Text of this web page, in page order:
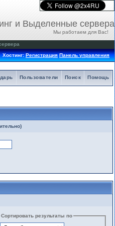
и Выделенные сервера
Мы работаем для Вас!
Хостинг:Регистрация Панель управления
Помощь
Поиск
Пользователи
Сортировать результаты по